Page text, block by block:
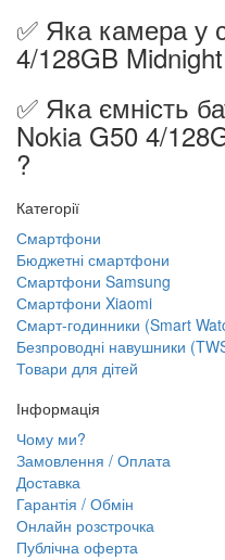
✅ Яка камера у
4/128GB
✅ Яка ємність
Nokia G50 4/
?
Категорії
Смартфони
Бюджетні смартфони
Смартфони Samsung
Смартфони Xiaomi
Смарт-годинники (Smart
Безпроводні навушники
Товари для дітей
Інформація
Чому ми?
Замовлення / Оплата
Доставка
Гарантія / Обмін
Онлайн розстрочка
Публічна оферта